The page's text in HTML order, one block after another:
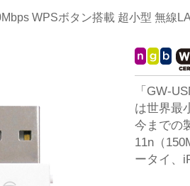
WPSボタン搭載 超小型 無線
「GW-
は世界最
今までの
11n（
ータイ、